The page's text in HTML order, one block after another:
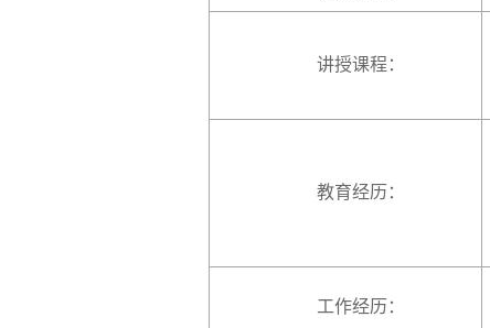
讲授课程：
教育经历：
工作经历：